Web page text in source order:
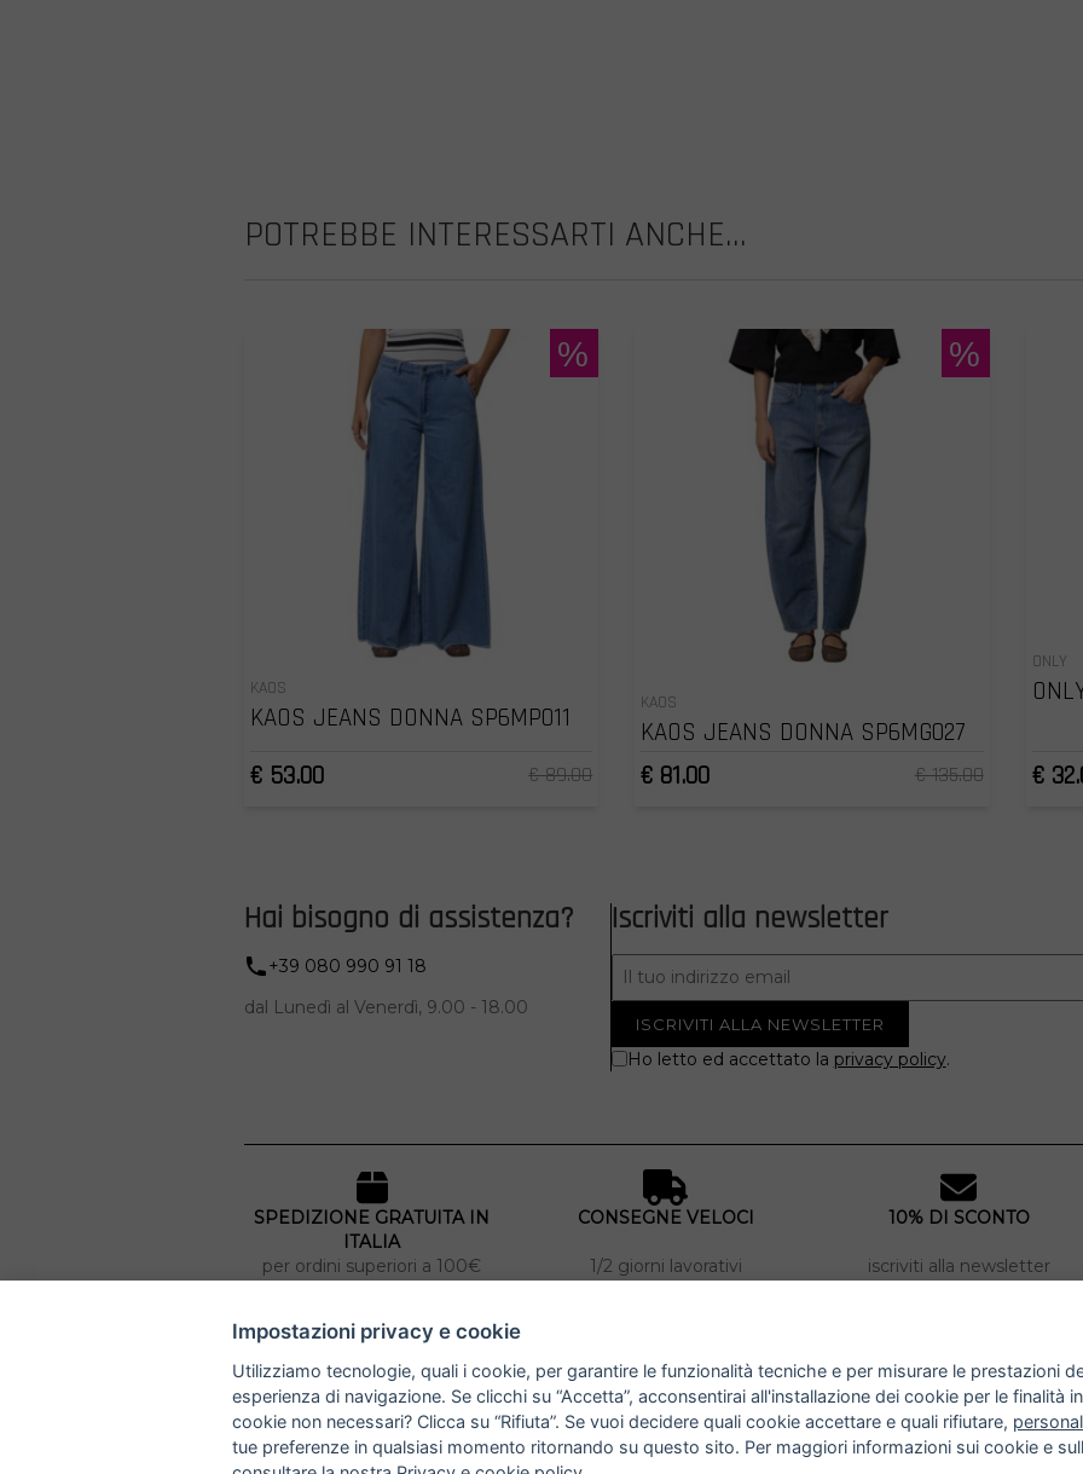
POTREBBE INTERESSARTI ANCHE...
KAOS
KAOS JEANS DONNA SP6MP011
€ 53.00
€ 89.00
%
KAOS
KAOS JEANS DONNA SP6MG027
€ 81.00
€ 135.00
%
ONLY
€
Hai bisogno di assistenza?
+39 080 990 91 18
dal Lunedì al Venerdì, 9.00 - 18.00
Iscriviti alla newsletter
Ho letto ed accettato la privacy policy.
SPEDIZIONE GRATUITA IN
ITALIA
per ordini superiori a 100€
CONSEGNE VELOCI
1/2 giorni lavorativi
10% DI SCONTO
iscriviti alla newsletter
NUCCIA COSTANTINO
via Argiro 112/114 - 70122 Bari
+39 080 990 9118
+39 391 72 89 930
SCOPRI DI PIÙ
IL GRUPPO
CONTATTI
REGALA UN BUONO
FIDELITY CARD
INFO
PAGAMENTI
SPEDIZIONE E RESI
TERMINI E CONDIZIONI
Impostazioni privacy e cookie
Utilizziamo tecnologie, quali i cookie, per garantire le funzionalità tecniche e per misurare le prestazioni
esperienza di navigazione. Se clicchi su “Accetta”, acconsentirai all'installazione dei cookie per le finalità
cookie non necessari? Clicca su “Rifiuta”. Se vuoi decidere quali cookie accettare e quali rifiutare,
tue preferenze in qualsiasi momento ritornando su questo sito. Per maggiori informazioni sui cookie e